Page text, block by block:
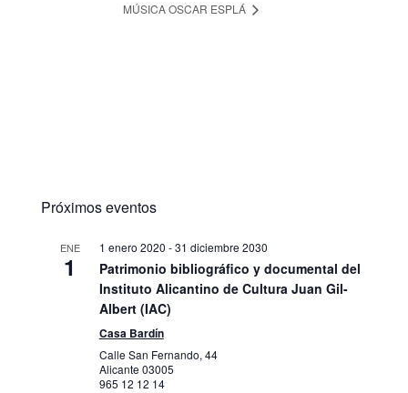
MÚSICA OSCAR ESPLÁ
Próximos eventos
ENE
1
1 enero 2020 -31 diciembre 2030
Patrimonio bibliográfico y documental del
Instituto Alicantino de Cultura Juan Gil-
Albert (IAC)
Casa Bardín
Calle San Fernando, 44
Alicante 03005
965 12 12 14